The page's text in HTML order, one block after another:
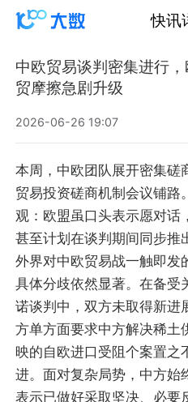
快讯
中欧贸易谈判密集进行
贸摩擦急剧升级
2026-06-26 19:07
本周，中欧团队展开密集磋
贸易投资磋商机制会议铺路
观：欧盟虽口头表示愿对话
甚至计划在谈判期间同步推
外界对中欧贸易战一触即发
具体分歧依然显著。在备受
诺谈判中，双方未取得新进
方单方面要求中方解决稀土
映的自欧进口受阻个案置之
进。面对复杂局势，中方始
表示已做好采取坚决、必要